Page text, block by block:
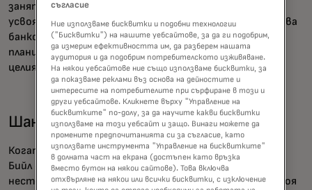
занятията, така че всички поколения да могат да
усвоят ключови умения, като например как се открива
банкова сметка. В крайна сметка Ханда и Сапария
планират да разширят програмите си за обучение в
целия щат Гуджарат.
Шантал Бил, Ню Йорк
Когато програмният мениджър от Ню Йорк Шантал
Бийл се записва за доброволец в организация с
нестопанска цел в Танзания, тя смята, че ще даде своя
съгласие
Ние използваме бисквитки и подобни технологии
("Бисквитки") на нашите уебсайтове, за да ги подобрим,
да измерим ефективността им, да разберем нашата
аудитория и да подобрим потребителското изживяване.
На някои уебсайтове ние също използваме бисквитки, за
да показваме реклами въз основа на дейностите и
интересите на потребителите при сърфиране в този и
други уебсайтове. Кликнете върху "Управление на
бисквитките" по-долу, за да научите какви бисквитки
използваме на този уебсайт и защо. Винаги можете да
промените предпочитанията си за съгласие, като
използвате инструмента "Управление на бисквитките"
в долната част на екрана (достъпен като връзка
вместо бутон на някои сайтове). Това включва
отхвърляне на някои или всички бисквитки, с изключение